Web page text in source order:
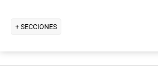
+ SECCIONES